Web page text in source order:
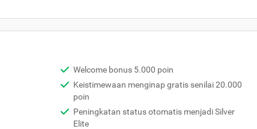
Welcome bonus 5.000 poin
Keistimewaan menginap gratis senilai 20.000
poin
Peningkatan status otomatis menjadi Silver
Elite